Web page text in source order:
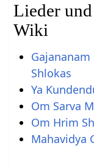
Lieder
Wiki
Shlokas
Ya
Om Sarva
Om Hrim
Mahavidya